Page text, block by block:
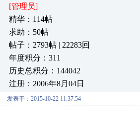
[管理员]
精华：114帖
求助：50帖
帖子：2793帖 | 22283回
年度积分：311
历史总积分：144042
注册：2006年8月04日
发表于：2015-10-22 11:37:54